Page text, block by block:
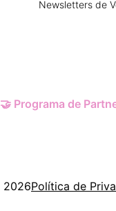
Newslettersde
🤝 Programa de
2026Política de